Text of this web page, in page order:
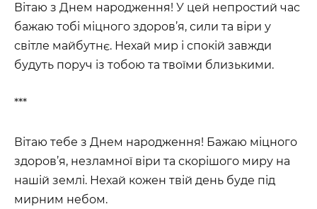
Вітаю з Днем народження! У цей непростий час
бажаю тобі міцного здоров’я, сили та віри у
світле майбутнє. Нехай мир і спокій завжди
будуть поруч із тобою та твоїми близькими.
***
Вітаю тебе з Днем народження! Бажаю міцного
здоров’я, незламної віри та скорішого миру на
нашій землі. Нехай кожен твій день буде під
мирним небом.